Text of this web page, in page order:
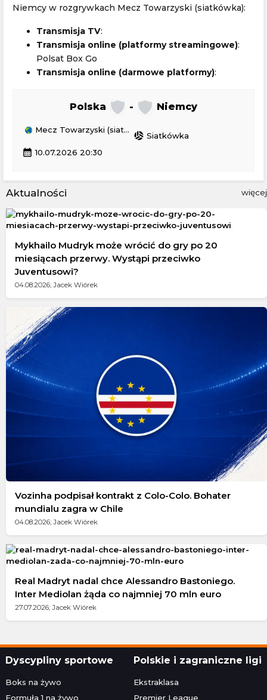
Niemcy w rozgrywkach Mecz Towarzyski (siatkówka):
Transmisja TV:
Transmisja online (platformy streamingowe):
Polsat Box Go
Transmisja online (darmowe platformy):
Polska - Niemcy
Mecz Towarzyski (siatkówka)
sports_volleyball Siatkówka
calendar_month 10.07.2026 20:30
Aktualności więcej
Mykhailo Mudryk może wrócić do gry po 20
miesiącach przerwy. Wystąpi przeciwko
Juventusowi?
04.08.2026; Jacek Wiórek
Vozinha podpisał kontrakt z Colo-Colo. Bohater
mundialu zagra w Chile
04.08.2026; Jacek Wiórek
Real Madryt nadal chce Alessandro Bastoniego.
Inter Mediolan żąda co najmniej 70 mln euro
27.07.2026; Jacek Wiórek
Dyscypliny sportowe
Boks na żywo
Formuła 1 na żywo
Polskie i zagraniczne ligi
Ekstraklasa
Premier League